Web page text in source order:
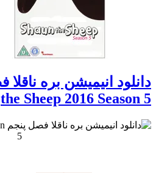
the Sheep 2016 Season 5